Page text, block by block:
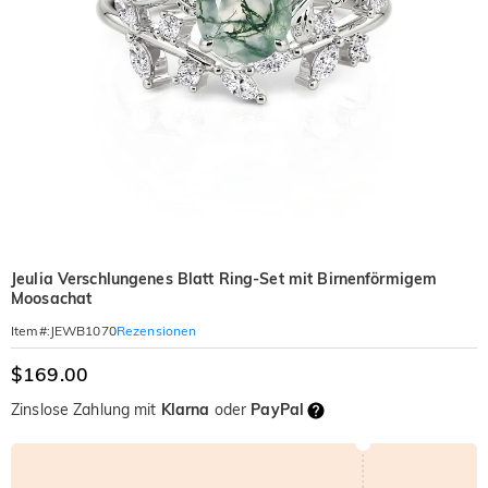
Jeulia Verschlungenes Blatt Ring-Set mit Birnenförmigem
Moosachat
Item#: JEWB1070Rezensionen
$169.00
Zinslose Zahlung mit Klarna oder PayPal